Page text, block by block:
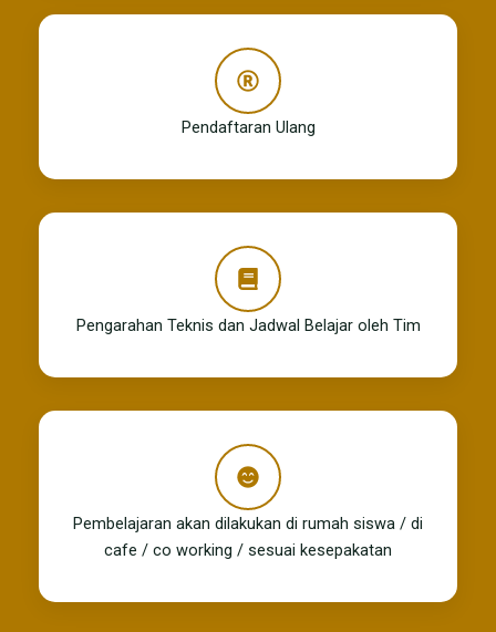
Pendaftaran Ulang
Pengarahan Teknis dan Jadwal Belajar oleh Tim
Pembelajaran akan dilakukan di rumah siswa / di
cafe / co working / sesuai kesepakatan